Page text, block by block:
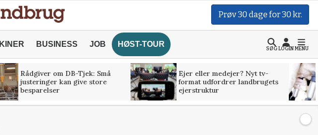
Prøv 30 dage for 30 kr.
BUSINESS JOB HØST-TOUR
SØGLOGINMENU
Rådgiver om DB-Tjek: Små
justeringer kan give store
besparelser
Ejer eller medejer? Nyt tv-
format udfordrer landbrugets
ejerstruktur